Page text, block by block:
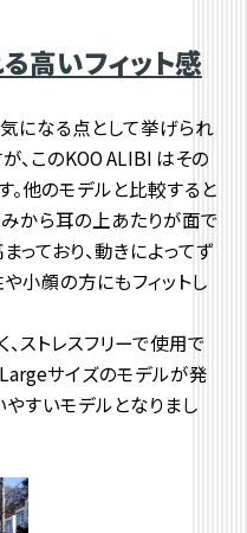
高いフィット感
になる点として挙げられ
、このKOO ALIBI はその
他のモデルと比較すると
から耳の上あたりが面で
っており、動きによってず
小顔の方にもフィットし
ストレスフリーで使用で
サイズのモデルが発
すいモデルとなりまし